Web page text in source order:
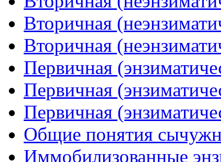
Вторичная
Вторичная
Первичная
Первичная
Первичная
Общие понятия
Иммобилизованные